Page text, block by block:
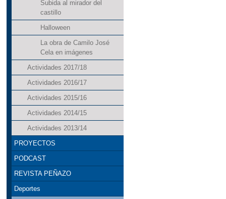
Subida al mirador del
castillo
Halloween
La obra de Camilo José
Cela en imágenes
Actividades 2017/18
Actividades 2016/17
Actividades 2015/16
Actividades 2014/15
Actividades 2013/14
PROYECTOS
PODCAST
REVISTA PEÑAZO
Deportes